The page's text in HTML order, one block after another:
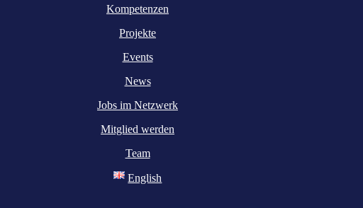
Kompetenzen
Projekte
Events
News
Jobs im Netzwerk
Mitglied werden
Team
English